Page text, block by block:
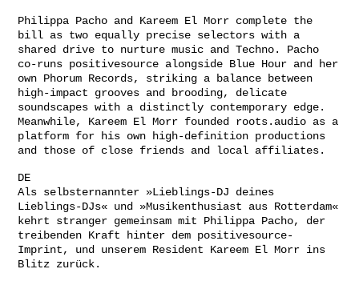
Philippa Pacho and Kareem El Morr complete the
bill as two equally precise selectors with a
shared drive to nurture music and Techno. Pacho
co-runs positivesource alongside Blue Hour and her
own Phorum Records, striking a balance between
high-impact grooves and brooding, delicate
soundscapes with a distinctly contemporary edge.
Meanwhile, Kareem El Morr founded roots.audio as a
platform for his own high-definition productions
and those of close friends and local affiliates.
DE
Als selbsternannter »Lieblings-DJ deines
Lieblings-DJs« und »Musikenthusiast aus Rotterdam«
kehrt stranger gemeinsam mit Philippa Pacho, der
treibenden Kraft hinter dem positivesource-
Imprint, und unserem Resident Kareem El Morr ins
Blitz zurück.